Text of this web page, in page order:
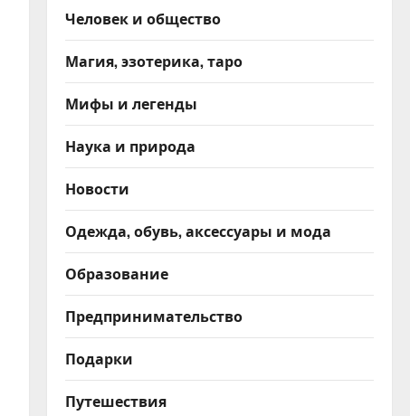
Человек и общество
Магия, эзотерика, таро
Мифы и легенды
Наука и природа
Новости
Одежда, обувь, аксессуары и мода
Образование
Предпринимательство
Подарки
Путешествия